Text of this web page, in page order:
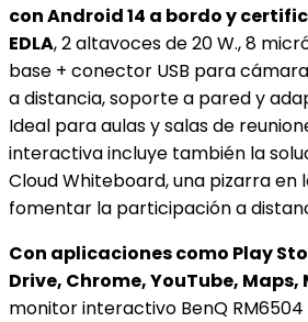
con Android 14 a bordo y
EDLA,2 altavoces de 20 W., 8
base + conector USB para
a distancia, soporte a pared y
Ideal para aulas y salas de
interactiva incluye también la
Cloud Whiteboard, una pizarra en
fomentar la participación a
Con aplicaciones como Play
Drive, Chrome, YouTube, Maps,
monitor interactivo BenQ